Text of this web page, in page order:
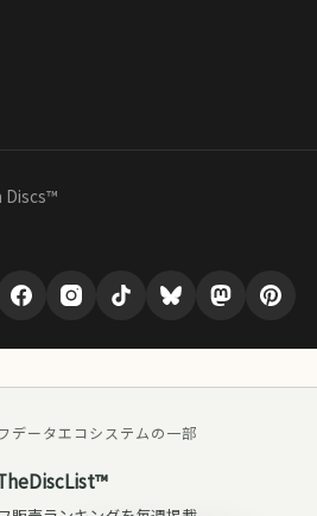
Discs™
データエコシステムの一部